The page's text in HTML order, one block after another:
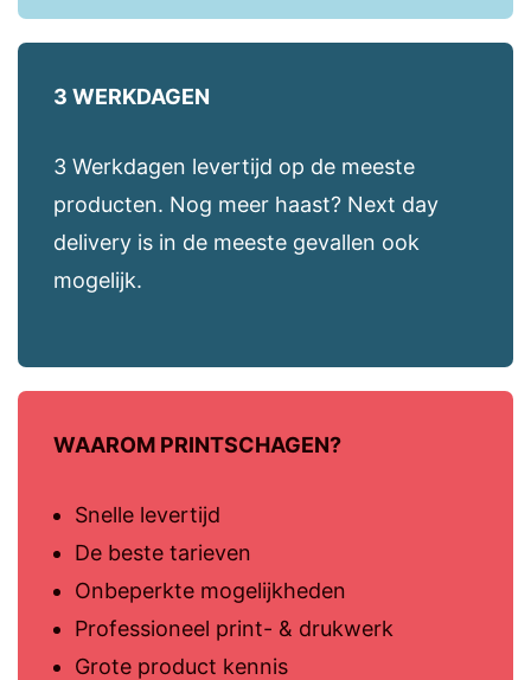
3 WERKDAGEN
3 Werkdagen levertijd op de meeste
producten. Nog meer haast? Next day
delivery is in de meeste gevallen ook
mogelijk.
WAAROM PRINTSCHAGEN?
Snelle levertijd
De beste tarieven
Onbeperkte mogelijkheden
Professioneel print- & drukwerk
Grote product kennis